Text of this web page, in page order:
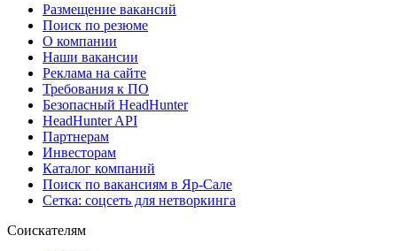
Размещение вакансий
Поиск по резюме
О компании
Наши вакансии
Реклама на сайте
Требования к ПО
Безопасный HeadHunter
HeadHunter API
Партнерам
Инвесторам
Каталог компаний
Поиск по вакансиям в Яр-Сале
Сетка: соцсеть для нетворкинга
Соискателям